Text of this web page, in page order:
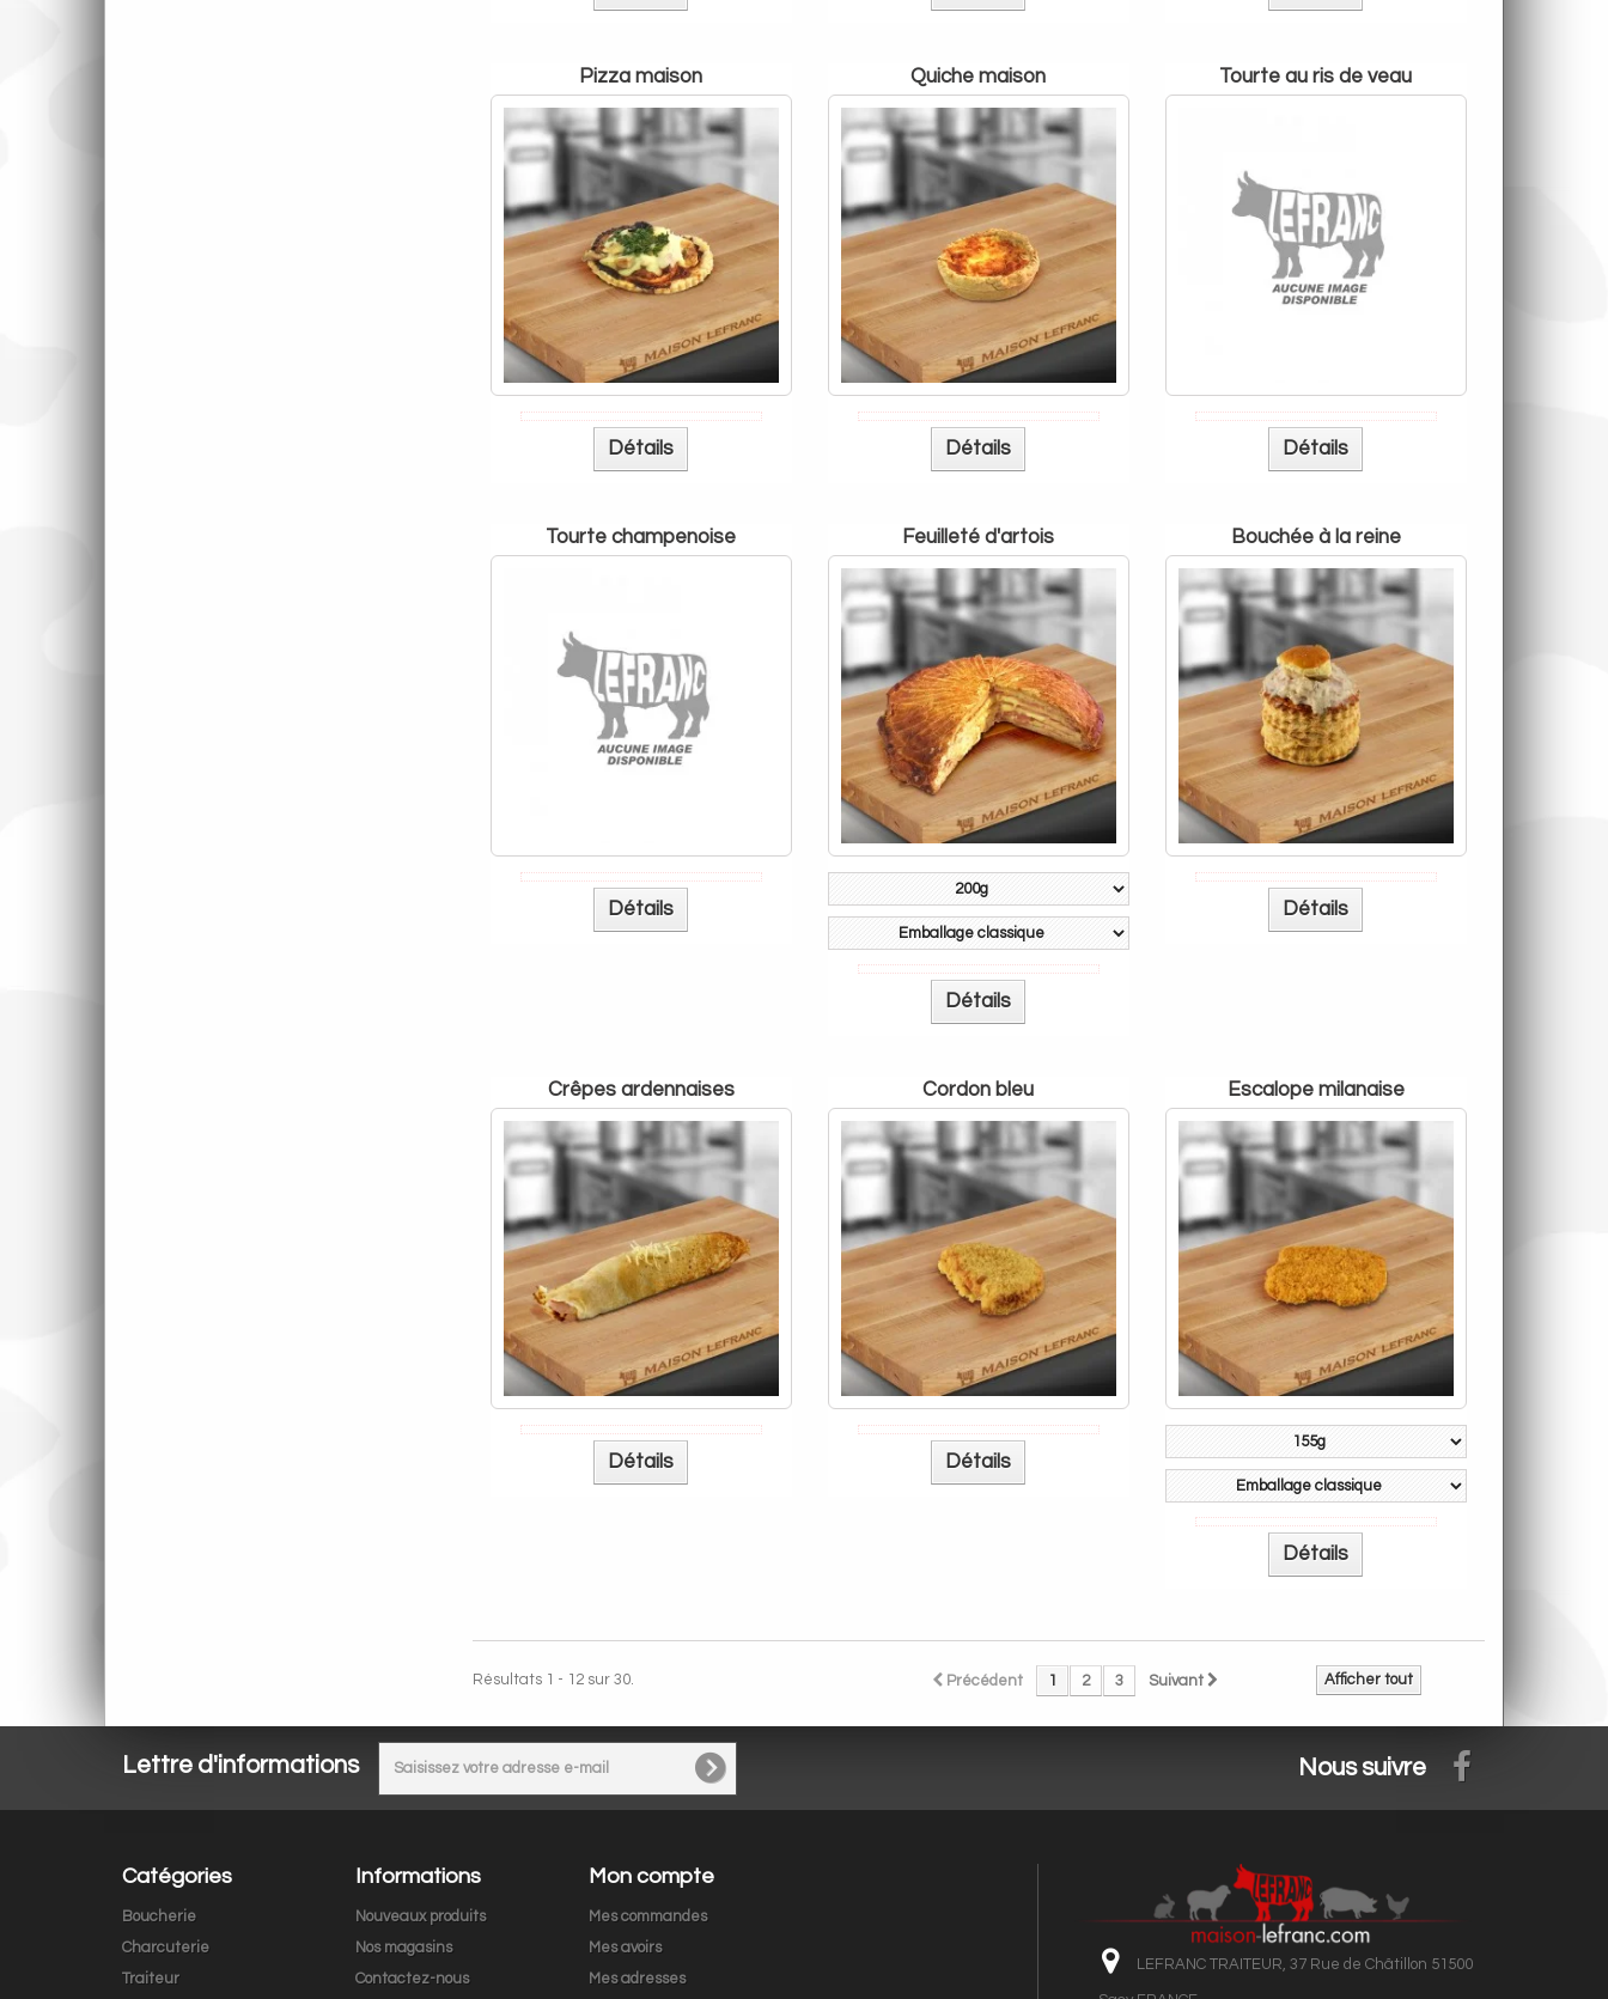
pizza maison
Détails
quiche maison
Détails
tourte au ris de veau
Détails
tourte champenoise
Détails
feuilleté d'artois
Détails
bouchée à la reine
Détails
crêpes ardennaises
Détails
cordon bleu
Détails
escalope milanaise
Détails
Afficher tout
Précédent 1 2 3 Suivant
Résultats 1 - 12 sur 30.
Lettre d'informations Nous suivre
Catégories
Boucherie
Charcuterie
Traiteur
Informations
Nouveaux produits
Nos magasins
Contactez-nous
Mon compte
Mes commandes
Mes avoirs
Mes adresses
LEFRANC TRAITEUR, 37 Rue de Châtillon 51500